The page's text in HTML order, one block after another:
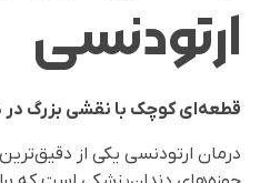
ارتودنسی
قطعه‌ای کوچک با نقشی بزرگ در
درمان ارتودنسی یکی از